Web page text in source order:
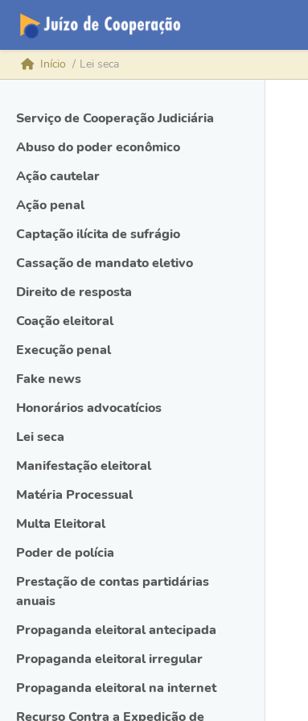
Início Lei seca
Serviço de Cooperação Judiciária
Abuso do poder econômico
Ação cautelar
Ação penal
Captação ilícita de sufrágio
Cassação de mandato eletivo
Direito de resposta
Coação eleitoral
Execução penal
Fake news
Honorários advocatícios
Lei seca
Manifestação eleitoral
Matéria Processual
Multa Eleitoral
Poder de polícia
Prestação de contas partidárias
anuais
Propaganda eleitoral antecipada
Propaganda eleitoral irregular
Propaganda eleitoral na internet
Recurso Contra a Expedição de